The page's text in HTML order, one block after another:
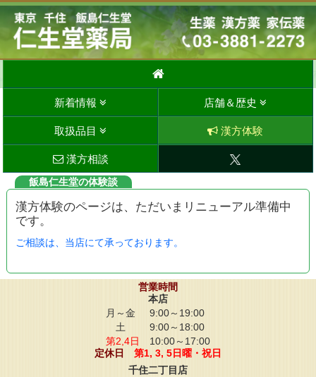
新着情報 店舗＆歴史
取扱品目 漢方体験
漢方相談
飯島仁生堂の体験談
漢方体験のページは、ただいまリニューアル準備中
です。
ご相談は、当店にて承っております。
営業時間
本店
月～金
9:00～19:00
土
9:00～18:00
第2,4日 10:00～17:00
定休日
第1, 3, 5日曜・祝日
千住二丁目店